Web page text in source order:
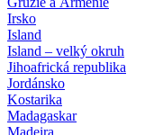
Irsko
Island
Island – velký okruh
Jihoafrická republika
Jordánsko
Kostarika
Madagaskar
Madeira